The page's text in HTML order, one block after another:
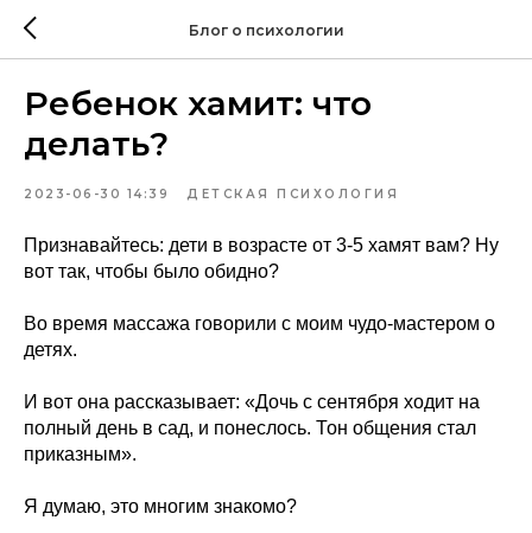
Блог о психологии
Ребенок хамит: что
делать?
2023-06-30 14:39 ДЕТСКАЯ ПСИХОЛОГИЯ
Признавайтесь: дети в возрасте от 3-5 хамят вам? Ну
вот так, чтобы было обидно?
Во время массажа говорили с моим чудо-мастером о
детях.
И вот она рассказывает: «Дочь с сентября ходит на
полный день в сад, и понеслось. Тон общения стал
приказным».
Я думаю, это многим знакомо?